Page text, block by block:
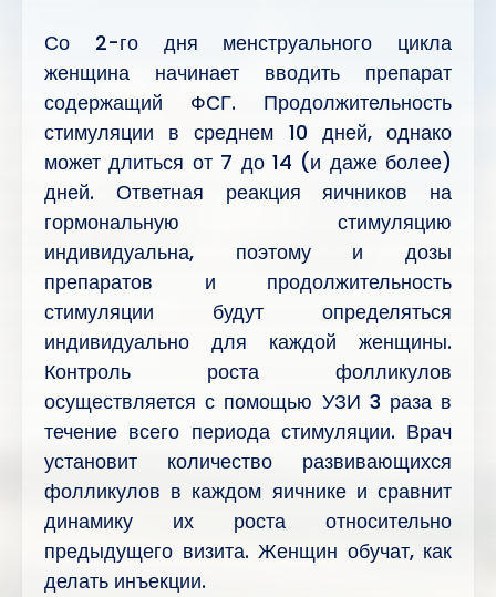
Со 2-го дня менструального цикла
женщина начинает вводить препарат
содержащий ФСГ. Продолжительность
стимуляции в среднем 10 дней, однако
может длиться от 7 до 14 (и даже более)
дней. Ответная реакция яичников на
гормональную стимуляцию
индивидуальна, поэтому и дозы
препаратов и продолжительность
стимуляции будут определяться
индивидуально для каждой женщины.
Контроль роста фолликулов
осуществляется с помощью УЗИ 3 раза в
течение всего периода стимуляции. Врач
установит количество развивающихся
фолликулов в каждом яичнике и сравнит
динамику их роста относительно
предыдущего визита. Женщин обучат, как
делать инъекции.